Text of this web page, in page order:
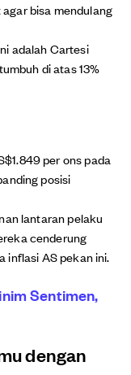
bisa mendulang
adalah Cartesi
di atas 13%
per ons pada
posisi
lantaran pelaku
cenderung
inflasi AS pekan ini.
Sentimen,
dengan